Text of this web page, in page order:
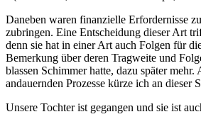
Daneben waren finanzielle Erfordernisse
zubringen. Eine Entscheidung dieser Art
denn sie hat in einer Art auch Folgen für
Bemerkung über deren Tragweite und
blassen Schimmer hatte, dazu später
andauernden Prozesse kürze ich an dieser
Unsere Tochter ist gegangen und sie ist